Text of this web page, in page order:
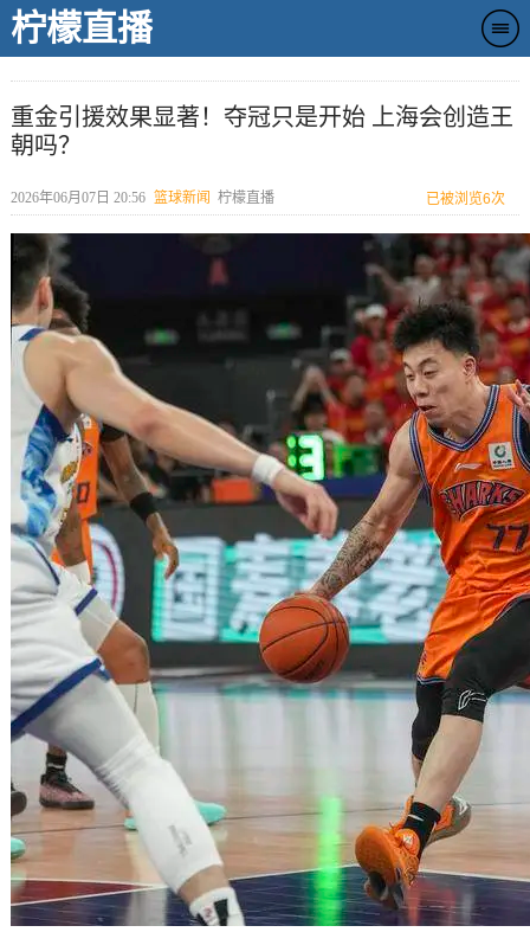
柠檬直播
重金引援效果显著！夺冠只是开始 上海会创造王
朝吗？
2026年06月07日 20:56 篮球新闻 柠檬直播 已被浏览6次